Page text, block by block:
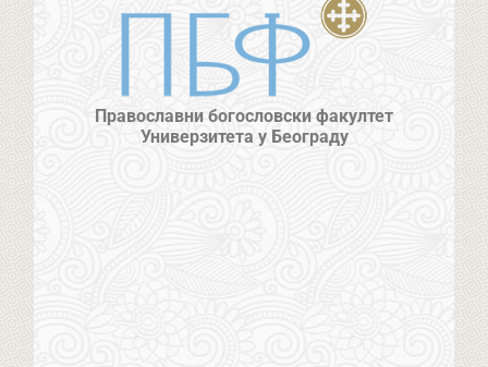
Православни богословски факултет
Универзитета у Београду